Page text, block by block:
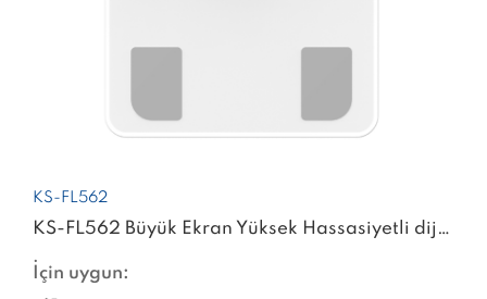
KS-FL562
KS-FL562 Büyük Ekran Yüksek Hassasiyetli dijital banyo Fitness terazileri akıllı vücut yağ ölçeği
İçin uygun: